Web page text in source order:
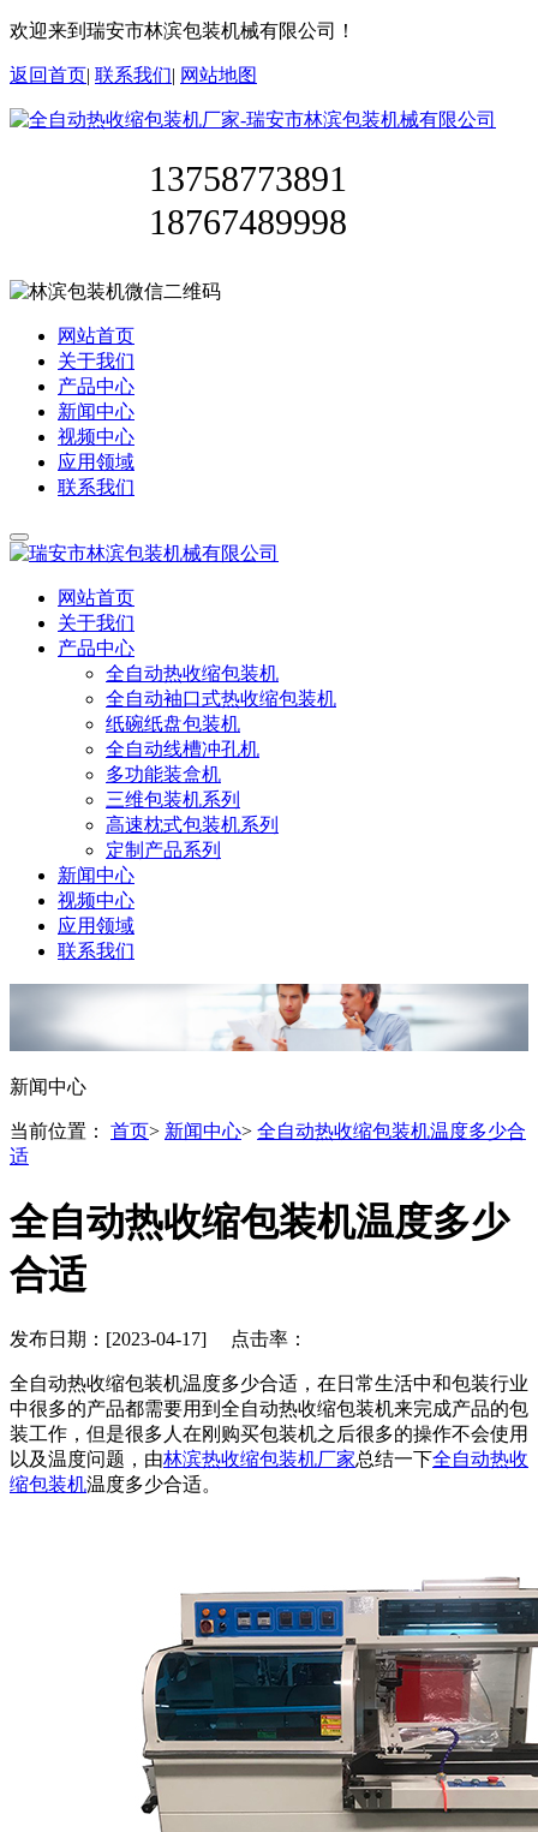
欢迎来到瑞安市林滨包装机械有限公司！
返回首页| 联系我们| 网站地图
13758773891
18767489998
网站首页
关于我们
产品中心
新闻中心
视频中心
应用领域
联系我们
网站首页
关于我们
产品中心
全自动热收缩包装机
全自动袖口式热收缩包装机
纸碗纸盘包装机
全自动线槽冲孔机
多功能装盒机
三维包装机系列
高速枕式包装机系列
定制产品系列
新闻中心
视频中心
应用领域
联系我们
新闻中心
当前位置： 首页> 新闻中心> 全自动热收缩包装机温度多少合
适
全自动热收缩包装机温度多少
合适
发布日期：[2023-04-17] 点击率：
全自动热收缩包装机温度多少合适，在日常生活中和包装行业
中很多的产品都需要用到全自动热收缩包装机来完成产品的包
装工作，但是很多人在刚购买包装机之后很多的操作不会使用
以及温度问题，由林滨热收缩包装机厂家总结一下全自动热收
缩包装机温度多少合适。